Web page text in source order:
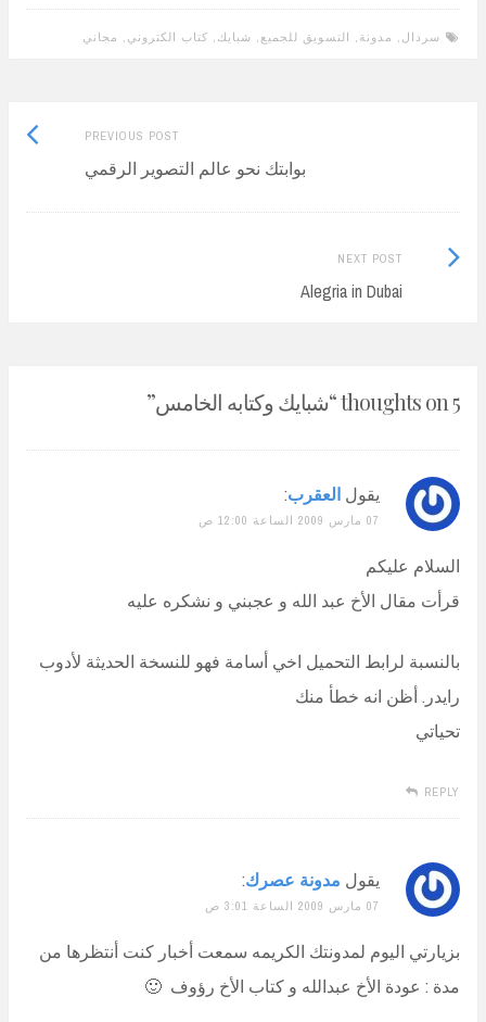
سردال مدونة التسويق للجميع شبايك كتاب الكتروني مجاني
PREVIOUS POST
Previous
بوابتك نحو عالم التصوير الرقمي
NEXT POST
Alegria in Dubai
Next
Post:
5 thoughts on “ شبايك وكتابه الخامس”
يقول العقرب:
07 مارس 2009 الساعة 12:00 ص
السلام عليكم
قرأت مقال الأخ عبد الله و عجبني و نشكره عليه
بالنسبة لرابط التحميل اخي أسامة فهو للنسخة الحديثة لأدوب
رايدر. أظن انه خطأ منك
تحياتي
REPLY
يقول مدونة عصرك:
07 مارس 2009 الساعة 3:01 ص
بزيارتي اليوم لمدونتك الكريمه سمعت أخبار كنت أنتظرها من
مدة : عودة الأخ عبدالله و كتاب الأخ رؤوف 🙂